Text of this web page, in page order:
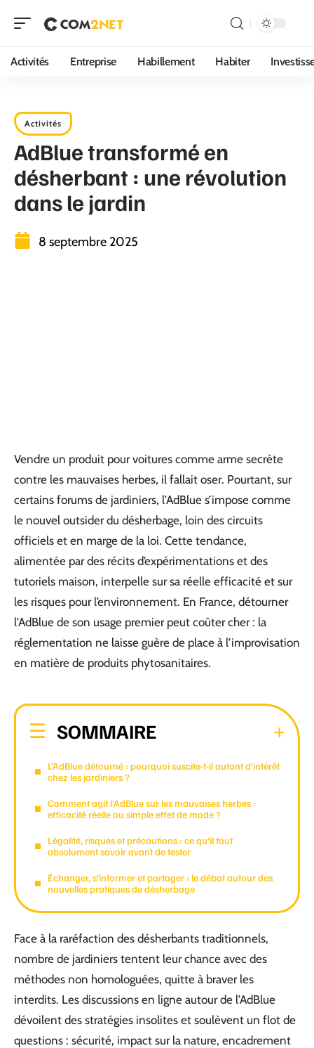
Activités Entreprise Habillement Habiter
Activités
AdBlue transformé en
désherbant : une révolution
dans le jardin
8 septembre 2025
Vendre un produit pour voitures comme arme secrète
contre les mauvaises herbes, il fallait oser. Pourtant, sur
certains forums de jardiniers, l’AdBlue s’impose comme
le nouvel outsider du désherbage, loin des circuits
officiels et en marge de la loi. Cette tendance,
alimentée par des récits d’expérimentations et des
tutoriels maison, interpelle sur sa réelle efficacité et sur
les risques pour l’environnement. En France, détourner
l’AdBlue de son usage premier peut coûter cher : la
réglementation ne laisse guère de place à l’improvisation
en matière de produits phytosanitaires.
SOMMAIRE
L’AdBlue détourné : pourquoi suscite-t-il autant d’intérêt
chez les jardiniers ?
Comment agit l’AdBlue sur les mauvaises herbes :
efficacité réelle ou simple effet de mode ?
Légalité, risques et précautions : ce qu’il faut
absolument savoir avant de tester
Échanger, s’informer et partager : le débat autour des
nouvelles pratiques de désherbage
Face à la raréfaction des désherbants traditionnels,
nombre de jardiniers tentent leur chance avec des
méthodes non homologuées, quitte à braver les
interdits. Les discussions en ligne autour de l’AdBlue
dévoilent des stratégies insolites et soulèvent un flot de
questions : sécurité, impact sur la nature, encadrement